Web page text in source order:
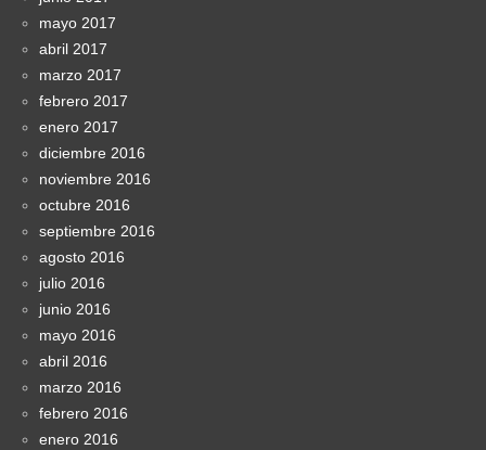
mayo 2017
abril 2017
marzo 2017
febrero 2017
enero 2017
diciembre 2016
noviembre 2016
octubre 2016
septiembre 2016
agosto 2016
julio 2016
junio 2016
mayo 2016
abril 2016
marzo 2016
febrero 2016
enero 2016